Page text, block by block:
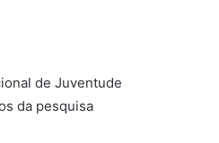
de Juventude
da pesquisa